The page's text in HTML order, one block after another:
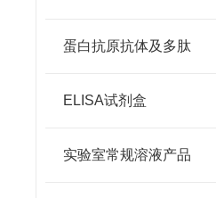
蛋白抗原抗体及多肽
ELISA试剂盒
实验室常规溶液产品